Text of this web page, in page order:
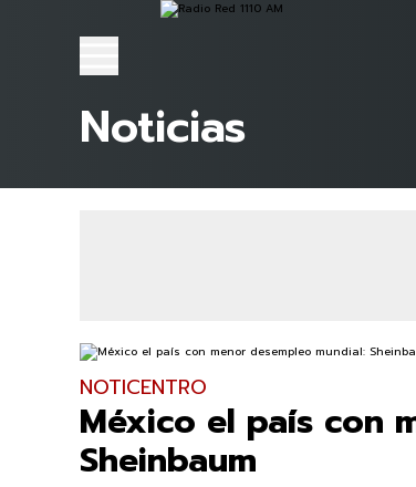
Noticias
NOTICENTRO
México el país con
Sheinbaum